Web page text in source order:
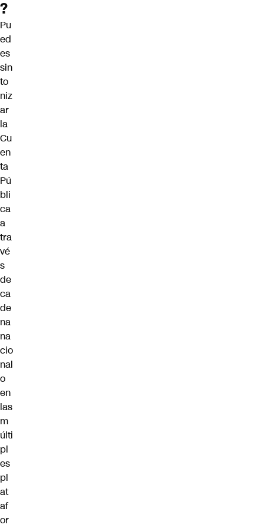
?
Pu
ed
es
sin
to
niz
ar
la
Cu
en
ta
Pú
bli
ca
a
tra
vé
s
de
ca
de
na
na
cio
nal
o
en
las
m
últi
pl
es
pl
at
af
or